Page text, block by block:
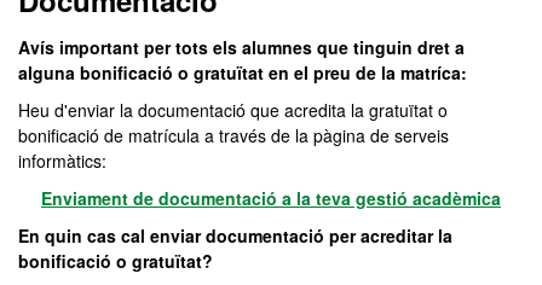
Avís important per tots els alumnes que tinguin dret a
alguna bonificació o gratuïtat en el preu de la matríca:
Heu d'enviar la documentació que acredita la gratuïtat o
bonificació de matrícula a través de la pàgina de serveis
informàtics:
Enviament de documentació a la teva gestió acadèmica
En quin cas cal enviar documentació per acreditar la
bonificació o gratuïtat?